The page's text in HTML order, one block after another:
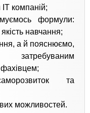
компаній;
формули:
навчання;
а й пояснюємо,
та
можливостей.